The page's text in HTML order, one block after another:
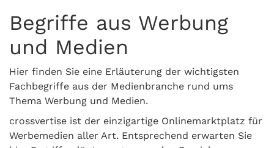
Begriffe aus Werbung
und Medien
Hier finden Sie eine Erläuterung der wichtigsten
Fachbegriffe aus der Medienbranche rund ums
Thema Werbung und Medien.
crossvertise ist der einzigartige Onlinemarktplatz für
Werbemedien aller Art. Entsprechend erwarten Sie